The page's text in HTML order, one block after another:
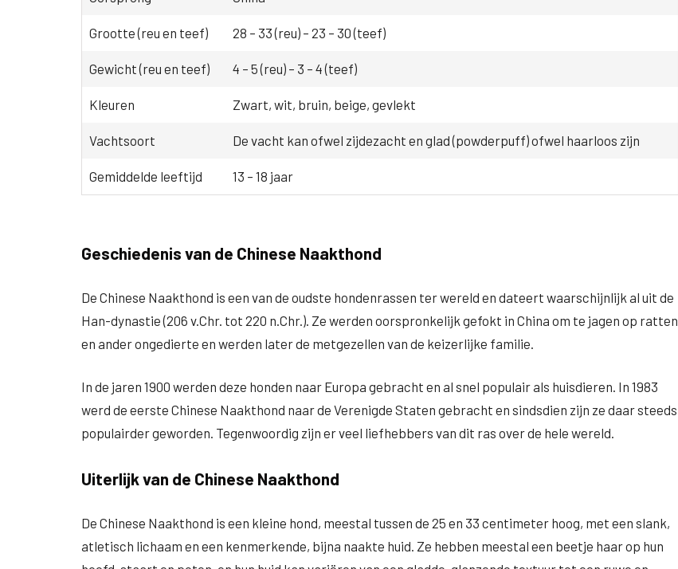
Grootte (reu en teef) 28 – 33 (reu) – 23 – 30 (teef)
Gewicht (reu en teef) 4 – 5 (reu) – 3 – 4 (teef)
Kleuren Zwart, wit, bruin, beige, gevlekt
Vachtsoort De vacht kan ofwel zijdezacht en glad (powderpuff) ofwel haarloos zijn
Gemiddelde leeftijd 13 – 18 jaar
Geschiedenis van de Chinese Naakthond
De Chinese Naakthond is een van de oudste hondenrassen ter wereld en dateert waarschijnlijk al uit de
Han-dynastie (206 v.Chr. tot 220 n.Chr.). Ze werden oorspronkelijk gefokt in China om te jagen op ratten
en ander ongedierte en werden later de metgezellen van de keizerlijke familie.
In de jaren 1900 werden deze honden naar Europa gebracht en al snel populair als huisdieren. In 1983
werd de eerste Chinese Naakthond naar de Verenigde Staten gebracht en sindsdien zijn ze daar steeds
populairder geworden. Tegenwoordig zijn er veel liefhebbers van dit ras over de hele wereld.
Uiterlijk van de Chinese Naakthond
De Chinese Naakthond is een kleine hond, meestal tussen de 25 en 33 centimeter hoog, met een slank,
atletisch lichaam en een kenmerkende, bijna naakte huid. Ze hebben meestal een beetje haar op hun